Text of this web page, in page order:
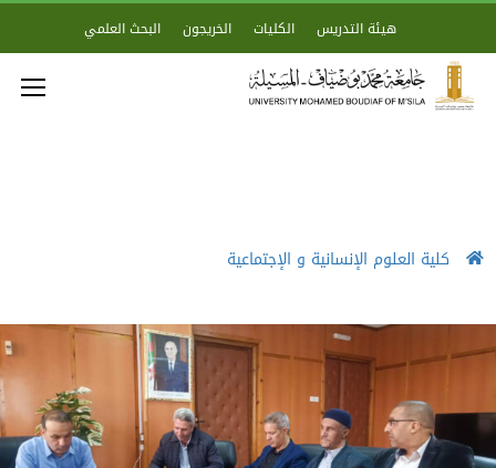
هيئة التدريس الكليات الخريجون البحث العلمي
كلية العلوم الإنسانية و الإجتماعية